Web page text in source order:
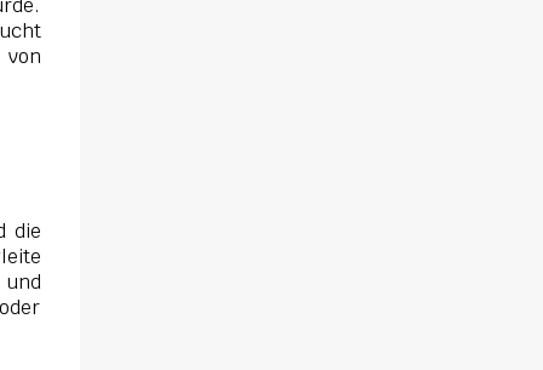
von
die
und